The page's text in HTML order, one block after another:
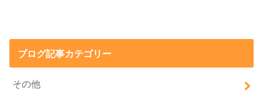
ブログ記事カテゴリー
その他